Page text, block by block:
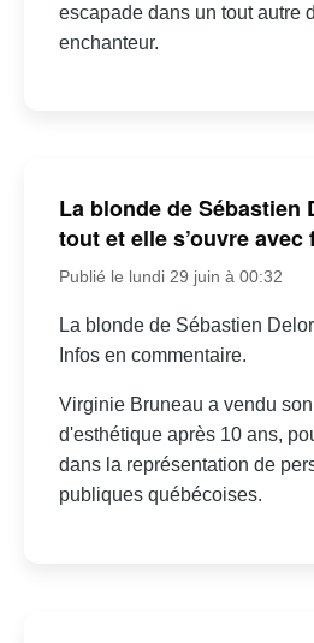
escapade dans un tout autre
enchanteur.
La blonde de Sébastien
tout et elle s’ouvre avec
Publié le lundi 29 juin à 00:32
La blonde de Sébastien
Infos en commentaire.
Virginie Bruneau a vendu
d'esthétique après 10 ans,
dans la représentation de
publiques québécoises.